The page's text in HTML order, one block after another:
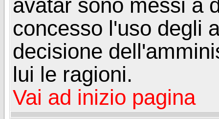
avatar sono messi a
concesso l'uso degli
decisione
lui le ragioni.
Vai ad inizio pagina